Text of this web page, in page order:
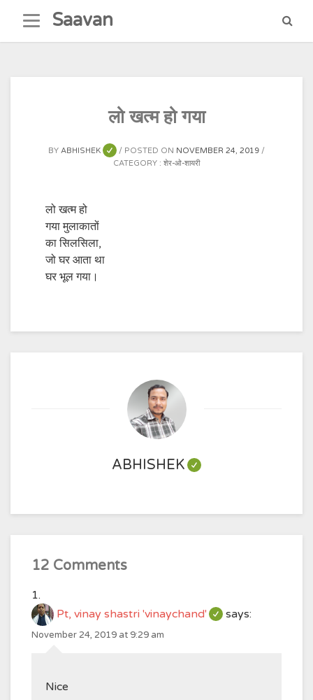
content
Saavan
लो खत्म हो गया
BYABHISHEK POSTED ON NOVEMBER 24, 2019
CATEGORY : शेर-ओ-शायरी
लो खत्म हो
गया मुलाकातों
का सिलसिला,
जो घर आता था
घर भूल गया।
ABHISHEK
12 Comments
Pt, vinay shastri 'vinaychand' says:
November 24, 2019 at 9:29 am
Nice